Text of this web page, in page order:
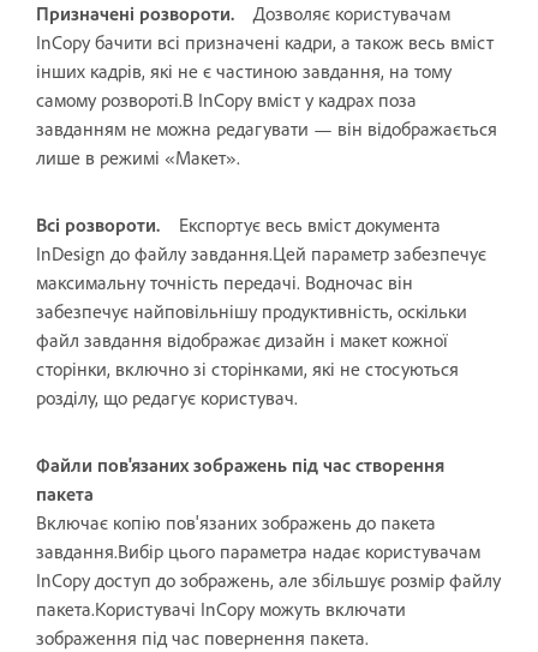
Призначені розвороти.
Дозволяє користувачам
InCopy бачити всі призначені кадри, а також весь вміст
інших кадрів, які не є частиною завдання, на тому
самому розвороті.В InCopy вміст у кадрах поза
завданням не можна редагувати — він відображається
лише в режимі «Макет».
Всі розвороти.
Експортує весь вміст документа
InDesign до файлу завдання.Цей параметр забезпечує
максимальну точність передачі. Водночас він
забезпечує найповільнішу продуктивність, оскільки
файл завдання відображає дизайн і макет кожної
сторінки, включно зі сторінками, які не стосуються
розділу, що редагує користувач.
Файли пов'язаних зображень під час створення
пакета
Включає копію пов'язаних зображень до пакета
завдання.Вибір цього параметра надає користувачам
InCopy доступ до зображень, але збільшує розмір файлу
пакета.Користувачі InCopy можуть включати
зображення під час повернення пакета.